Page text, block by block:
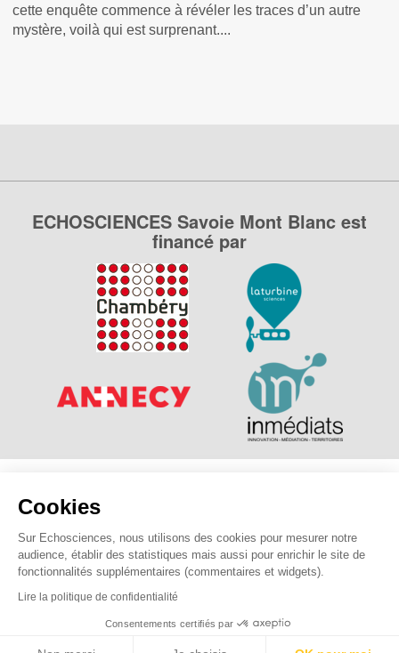
Cookies
Sur Echosciences, nous utilisons des cookies pour mesurer notre
audience, établir des statistiques mais aussi pour enrichir le site de
fonctionnalités supplémentaires (commentaires et widgets).
Lire la politique de confidentialité
Consentements certifiés par
cette enquête commence à révéler les traces d’un autre
mystère, voilà qui est surprenant....
ECHOSCIENCES Savoie Mont Blanc est
financé par
Savoie Mont Blanc est le réseau social des amateurs de
Pour nous contacter :contact@echosciences-savoie-mont-
blanc.fr
Mentions légales|Politique de confidentialité
Ligne éditoriale